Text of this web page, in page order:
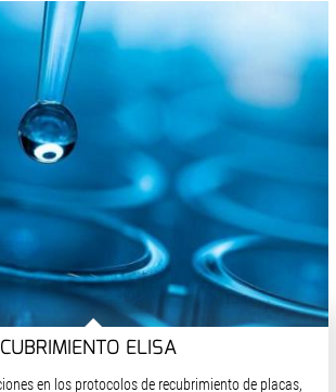
ELISA
en los protocolos de recubrimiento de placas,